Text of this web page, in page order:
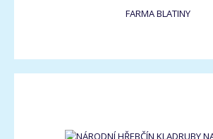
FARMA BLATINY